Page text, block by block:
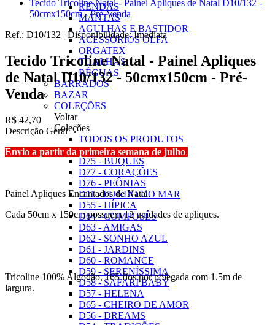
RENDAS
MANTAS
AGULHAS E BASTIDOR
ACESSÓRIOS OLFA
ORGATEX
TOALHAS
RÉGUAS
BARRADOS
BAZAR
COLEÇÕES
Voltar
Coleções
TODOS OS PRODUTOS
D10 - NATAL
D75 - BUQUÊS
D77 - CORAÇÕES
D76 - PEÔNIAS
D11 - FUNDO DO MAR
D55 - HÍPICA
D64 - COMPOSÊS
D63 - AMIGAS
D62 - SONHO AZUL
D61 - JARDINS
D60 - ROMANCE
D59 - SERENÍSSIMA
D58 - SAFARI BABY
D57 - HELENA
D65 - CHEIRO DE AMOR
D56 - DREAMS
Tecido Tricoline Natal - Painel Apliques de Natal D10/132 -
50cmx150cm - Pré-Venda
Ref.: D10/132 | Disponibilidade:Imediata
Tecido Tricoline Natal - Painel Apliques
de Natal D10/132 - 50cmx150cm - Pré-
Venda
R$ 42,70
Descrição Geral
Envio a partir da primeira semana de julho
Painel Apliques Encantados de Natal.
Cada 50cm x 150cm possuem 12 unidades de apliques.
Tricoline 100% Algodão, 165 fios por polegada com 1.5m de
largura.